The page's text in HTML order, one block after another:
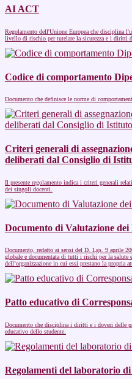
AI ACT
Regolamento dell'Unione Europea che disciplina
livello di rischio per tutelare la sicurezza e i diritti
Codice di comportamento
Documento che definisce le norme di
Criteri generali di
deliberati dal Consiglio di
Il presente regolamento indica i criteri generali
dei singoli docenti.
Documento di Valutazione
Documento, redatto ai sensi del D. Lgs. 9 aprile
globale e documentata di tutti i rischi per la salute
dell’organizzazione in cui essi prestano la propria
Patto educativo di
Documento che disciplina i diritti e i doveri delle
educativo dello studente.
Regolamenti del laboratorio di